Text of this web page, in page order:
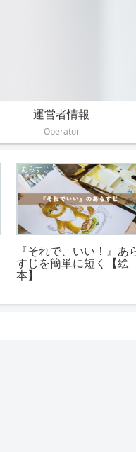
運営者情報
Operator
あらすじ
『それで、いい！』あ
すじを簡単に短く【絵
本】